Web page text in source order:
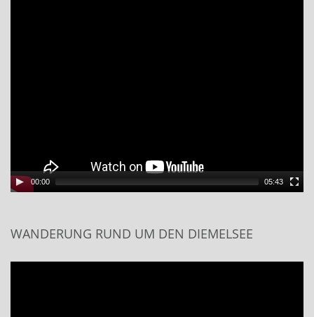
00:00 05:43
WANDERUNG RUND UM DEN DIEMELSEE